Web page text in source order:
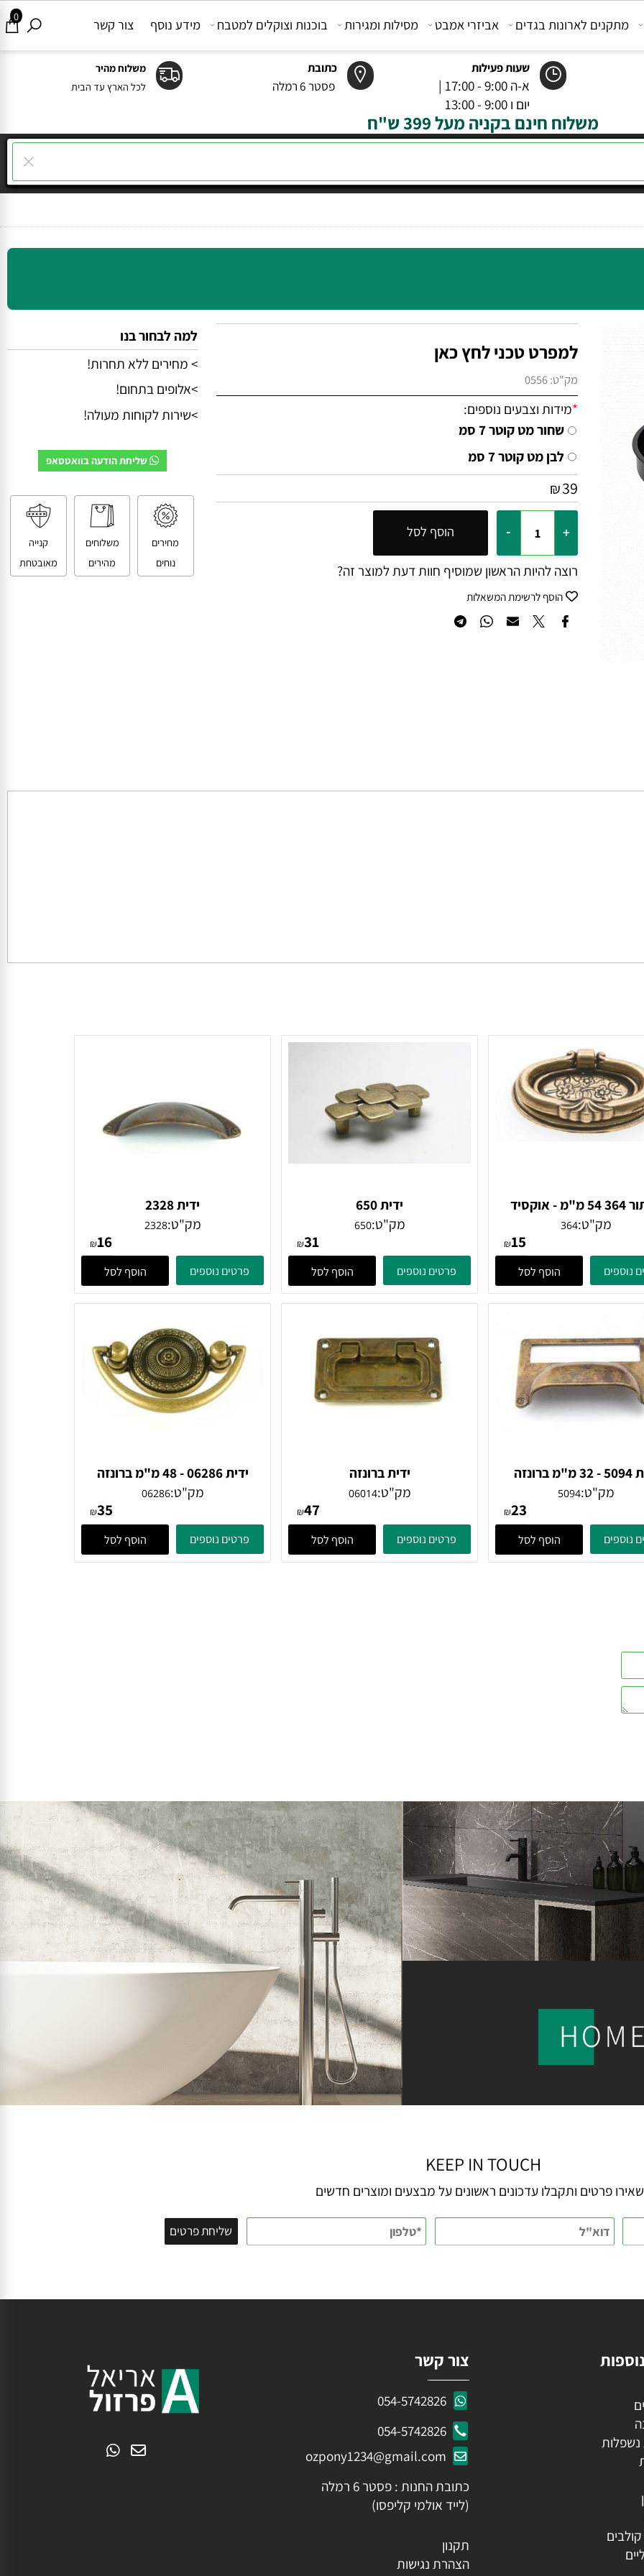
שעות פעילות
א-ה 9:00 - 17:00 |
יום ו 9:00 - 13:00
כתובת
פסטר 6 רמלה
משלוח מהיר
לכל הארץ עד הבית
0 לארונות בגדים אביזרי אמבט מסילות ומגירות בוכנות וצוקלים למטבח מידע נוסף צור קשר
משלוח חינם בקניה מעל 399 ש"ח
למפרט טכני לחץ כאן
מק"ט:0556
*
מידות וצבעים נוספים:
שחור מט קוטר 7 סמ
לבן מט קוטר 7 סמ
₪ 39
הוסף לסל
רוצה להיות הראשון שמוסיף חוות דעת למוצר זה?
הוסף לרשימת המשאלות
למה לבחור בנו
>אלופים בתחום!
מחירים משלוחים קנייה
כפתור 364 54 מ"מ - אוקסיד
אליפסה
מק"ט:
₪15
ידית 650
מק"ט:
₪31
ידית 2328
מק"ט:
₪16
ידית 5094 - 32 מ"מ ברונזה
עתיקה
מק"ט:5094
ידית ברונזה
מק"ט:06014
ידית 06286 - 48 מ"מ ברונזה
פירנצה
מק"ט:06286
צור קשר
054-5742826
ozpony1234@gmail.com